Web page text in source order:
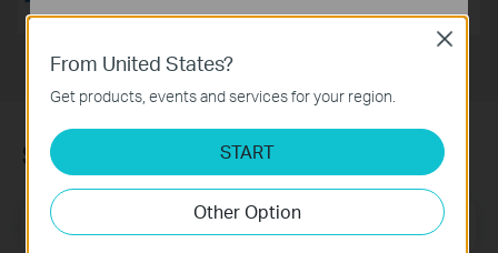
Subscription
Email Address Meld je aan
From United States?
Get products, events and services for your region.
START
Other Option
Close
Deze cookies zijn noodzakelijk voor de werking van de
website en kunnen niet worden uitgeschakeld.
Cookies voor analyse geven ons de mogelijkheid uw
activiteiten op onze website te volgen en zo de
functionaliteit van de website aan te passen en te
verbeteren.
Marketing cookies kunnen op onze website worden